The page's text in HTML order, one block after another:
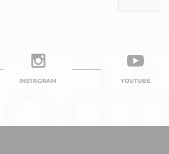
INSTAGRAM YOUTUBE